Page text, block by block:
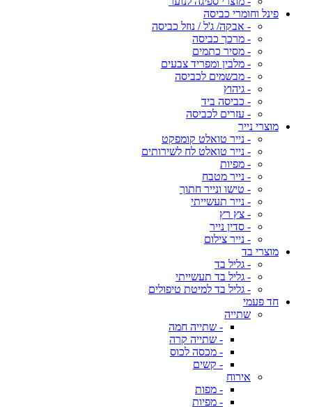
פינל וחומרי כביסה
- אבקה/ ג'ל / נוזל כביסה
- מרכך כביסה
- מסיר כתמים
- מלבין ומפריד צבעים
- מבשמים לכביסה
- גיהוץ
- כביסה ביד
- עזרים לכביסה
מוצרי נייר
- נייר טואלט קומפקט
- נייר טואלט לח לשירותים
- מפיות
- נייר מטבח
- טישו ונייר חתוך
- נייר תעשייתי
- צץ רץ
- סדין נייר
- נייר צילום
מוצרי בד
- גליל בד
- גליל בד תעשייתי
- גליל בד למיטת טיפולים
חד פעמי
שתייה
- שתייה חמה
- שתייה קרה
- מכסה לכוס
- קשים
אירוח
- מפות
- מפיות